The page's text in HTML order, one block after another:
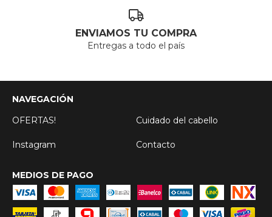
ENVIAMOS TU COMPRA
Entregas a todo el país
NAVEGACIÓN
OFERTAS!
Cuidado del cabello
Instagram Contacto
MEDIOS DE PAGO